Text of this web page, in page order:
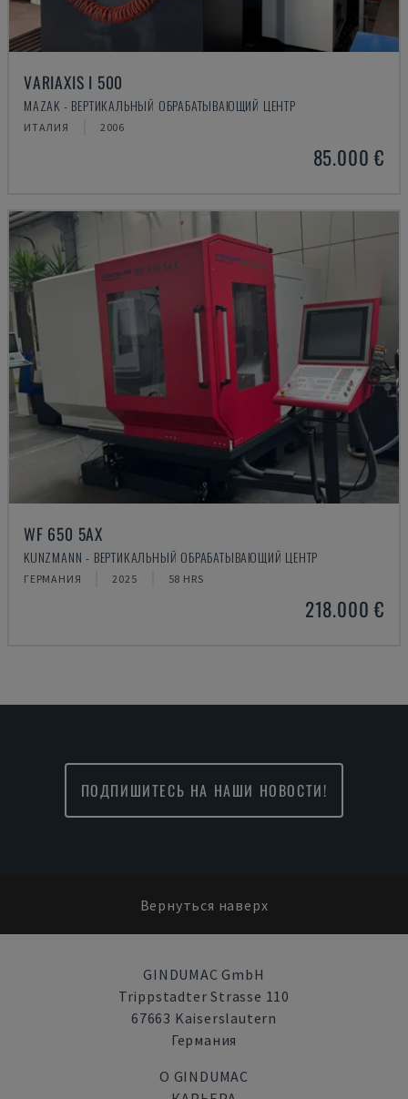
VARIAXIS I 500
MAZAK - ВЕРТИКАЛЬНЫЙ ОБРАБАТЫВАЮЩИЙ ЦЕНТР
ИТАЛИЯ 2006
85.000 €
WF 650 5AX
KUNZMANN - ВЕРТИКАЛЬНЫЙ ОБРАБАТЫВАЮЩИЙ ЦЕНТР
ГЕРМАНИЯ 2025 58 HRS
218.000 €
ПОДПИШИТЕСЬ НА НАШИ НОВОСТИ!
Вернуться наверх
GINDUMAC GmbH
Trippstadter Strasse 110
67663 Kaiserslautern
Германия
О GINDUMAC